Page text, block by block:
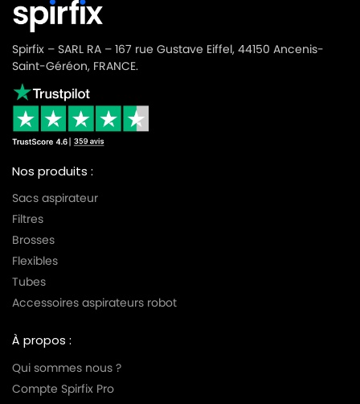
Spirfix – SARL RA – 167 rue Gustave Eiffel, 44150 Ancenis-
Saint-Géréon, FRANCE.
Nos produits :
Sacs aspirateur
Filtres
Brosses
Flexibles
Tubes
Accessoires aspirateurs robot
À propos :
Qui sommes nous ?
Compte Spirfix Pro